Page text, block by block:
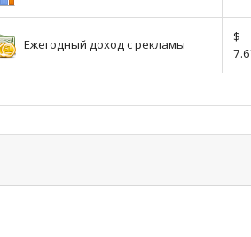
Ежегодный доход с рекламы
$